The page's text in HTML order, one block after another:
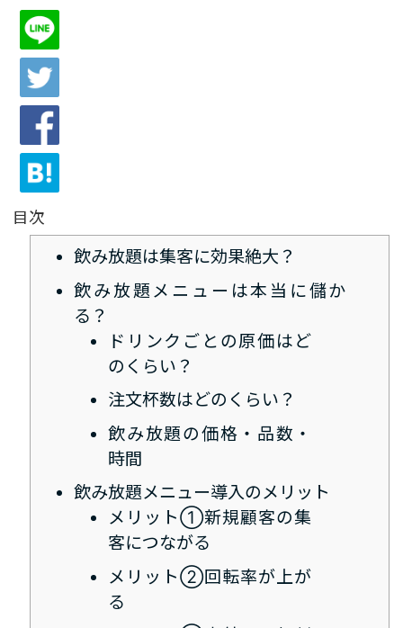
目次
飲み放題は集客に効果絶大？
飲み放題メニューは本当に儲か
る？
ドリンクごとの原価はど
のくらい？
注文杯数はどのくらい？
飲み放題の価格・品数・
時間
飲み放題メニュー導入のメリット
メリット①新規顧客の集
客につながる
メリット②回転率が上が
る